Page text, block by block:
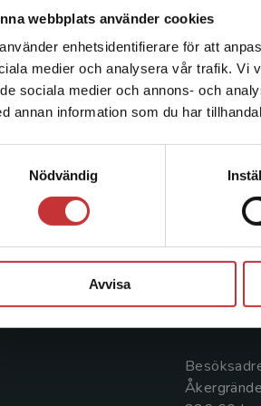
webbplats använder cookies
enhetsidentifierare för att
medier och analysera vår trafik. Vi
sociala medier och annons- och
annan information som du har
Nödvändig
Avvisa
Det verkar
enhet
Sverige.
är idag Sveriges
kurslitteratur,
kunskapsresan.
Kontakta
046-31
Box 141
221 00